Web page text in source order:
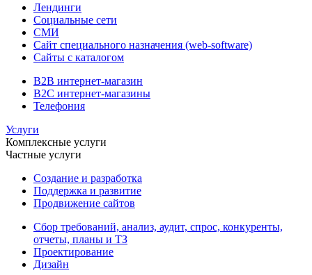
Лендинги
Социальные сети
СМИ
Сайт специального назначения (web-software)
Сайты с каталогом
B2B интернет-магазин
B2C интернет-магазины
Телефония
Услуги
Комплексные услуги
Частные услуги
Создание и разработка
Поддержка и развитие
Продвижение сайтов
Сбор требований, анализ, аудит, спрос, конкуренты,
отчеты, планы и ТЗ
Проектирование
Дизайн